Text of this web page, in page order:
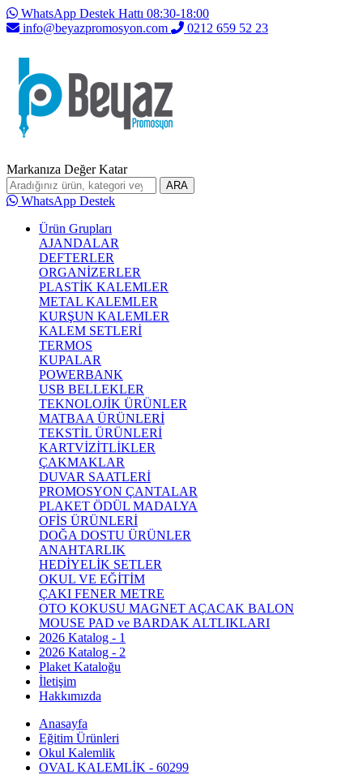
WhatsApp Destek Hattı 08:30-18:00
info@beyazpromosyon.com
0212 659 52 23
Markanıza Değer Katar
ARA
WhatsApp Destek
Ürün Grupları
AJANDALAR
DEFTERLER
ORGANİZERLER
PLASTİK KALEMLER
METAL KALEMLER
KURŞUN KALEMLER
KALEM SETLERİ
TERMOS
KUPALAR
POWERBANK
USB BELLEKLER
TEKNOLOJİK ÜRÜNLER
MATBAA ÜRÜNLERİ
TEKSTİL ÜRÜNLERİ
KARTVİZİTLİKLER
ÇAKMAKLAR
DUVAR SAATLERİ
PROMOSYON ÇANTALAR
PLAKET ÖDÜL MADALYA
OFİS ÜRÜNLERİ
DOĞA DOSTU ÜRÜNLER
ANAHTARLIK
HEDİYELİK SETLER
OKUL VE EĞİTİM
ÇAKI FENER METRE
OTO KOKUSU MAGNET AÇACAK BALON
MOUSE PAD ve BARDAK ALTLIKLARI
2026 Katalog - 1
2026 Katalog - 2
Plaket Kataloğu
İletişim
Hakkımızda
Anasayfa
Eğitim Ürünleri
Okul Kalemlik
OVAL KALEMLİK - 60299